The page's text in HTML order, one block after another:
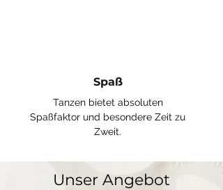
Spaß
Tanzen bietet absoluten
Spaßfaktor und besondere Zeit zu
Zweit.
Unser Angebot